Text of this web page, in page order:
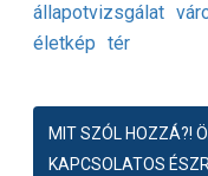
állapotvizsgálat
életkép tér
MIT SZÓL HOZZÁ?!
KAPCSOLATOS